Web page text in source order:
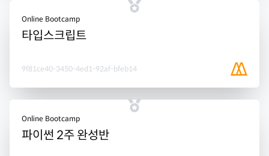
Online Bootcamp
타입스크립트
9f81ce40-3450-4ed1-92af-bfeb14
Online Bootcamp
파이썬 2주 완성반